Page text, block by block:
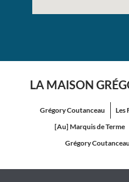
LA MAISON
Grégory Coutanceau Les
[Au] Marquis de Terme
Grégory